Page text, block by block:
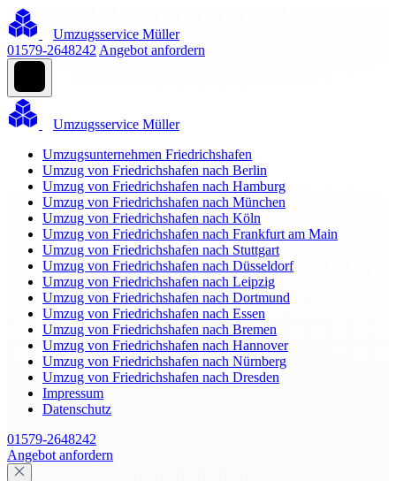
Umzugsservice Müller
01579-2648242 Angebot anfordern
Umzugsservice Müller
Umzugsunternehmen Friedrichshafen
Umzug von Friedrichshafen nach Berlin
Umzug von Friedrichshafen nach Hamburg
Umzug von Friedrichshafen nach München
Umzug von Friedrichshafen nach Köln
Umzug von Friedrichshafen nach Frankfurt am Main
Umzug von Friedrichshafen nach Stuttgart
Umzug von Friedrichshafen nach Düsseldorf
Umzug von Friedrichshafen nach Leipzig
Umzug von Friedrichshafen nach Dortmund
Umzug von Friedrichshafen nach Essen
Umzug von Friedrichshafen nach Bremen
Umzug von Friedrichshafen nach Hannover
Umzug von Friedrichshafen nach Nürnberg
Umzug von Friedrichshafen nach Dresden
Impressum
Datenschutz
01579-2648242
Angebot anfordern